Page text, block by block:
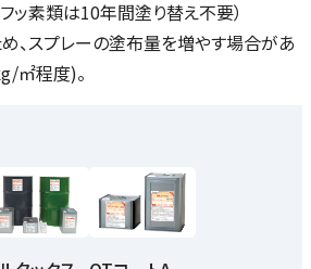
ッ素類は10年間塗り替え不要）
、スプレーの塗布量を増やす場合があ
㎡程度)。